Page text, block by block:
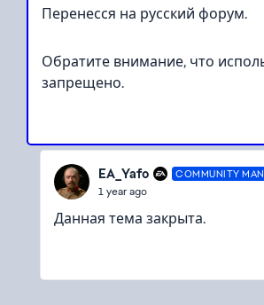
Перенесся на русский форум.
Обратите внимание, что
запрещено.
EA_Yafo COMMUNITY
1 year ago
Данная тема закрыта.